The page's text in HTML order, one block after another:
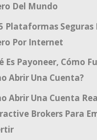
Del Mundo
Plataformas Seguras
Por Internet
Es Payoneer, Cómo
Abrir Una Cuenta?
Abrir Una Cuenta
Brokers Para